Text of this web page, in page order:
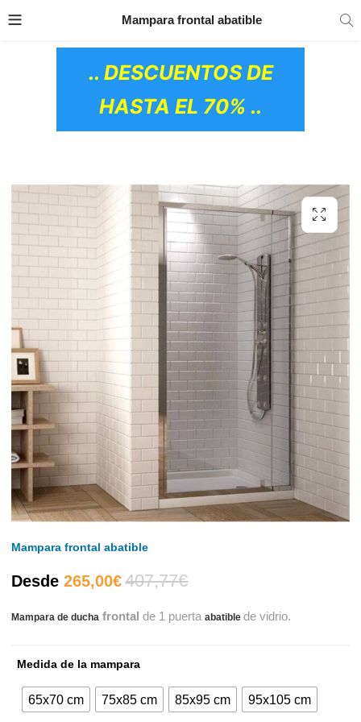
CERÁMICOS)
PRODUCTOS
.. DESCUENTOS DE
HASTA EL 70% ..
Mampara frontal abatible
Mampara frontal abatible
Desde 265,00€El
precio
actual
es:
407,77€El
precio
era:
Mampara de ducha frontal de 1 puertaabatible de vidrio.
Medida de la mampara
65x70 cm 75x85 cm 85x95 cm 95x105 cm